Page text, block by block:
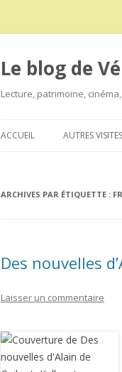
Le blog de
Lecture, patrimoine,
ACCUEIL AUTRES VISITES
ARCHIVES PAR ÉTIQUETTE :
Des nouvelles
Laisser un commentaire